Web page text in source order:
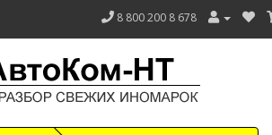
8 800 200 8 678